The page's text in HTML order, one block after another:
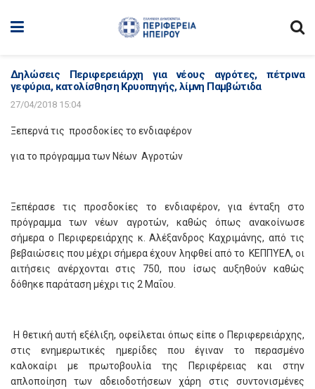
Δηλώσεις Περιφερειάρχη για νέους αγρότες, πέτρινα
γεφύρια, κατολίσθηση Κρυοπηγής, λίμνη Παμβώτιδα
27/04/2018 15:04
Ξεπερνά τις προσδοκίες το ενδιαφέρον
για το πρόγραμμα των Νέων Αγροτών
Ξεπέρασε τις προσδοκίες το ενδιαφέρον, για ένταξη στο
πρόγραμμα των νέων αγροτών, καθώς όπως ανακοίνωσε
σήμερα ο Περιφερειάρχης κ. Αλέξανδρος Καχριμάνης, από τις
βεβαιώσεις που μέχρι σήμερα έχουν ληφθεί από το ΚΕΠΠΥΕΛ, οι
αιτήσεις ανέρχονται στις 750, που ίσως αυξηθούν καθώς
δόθηκε παράταση μέχρι τις 2 Μαΐου.
Η θετική αυτή εξέλιξη, οφείλεται όπως είπε ο Περιφερειάρχης,
στις ενημερωτικές ημερίδες που έγιναν το περασμένο
καλοκαίρι με πρωτοβουλία της Περιφέρειας και στην
απλοποίηση των αδειοδοτήσεων χάρη στις συντονισμένες